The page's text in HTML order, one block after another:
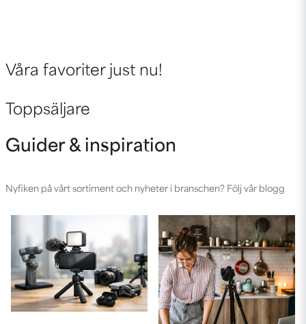
Våra favoriter just nu!
Toppsäljare
Guider & inspiration
Nyfiken på vårt sortiment och nyheter i branschen? Följ vår blogg